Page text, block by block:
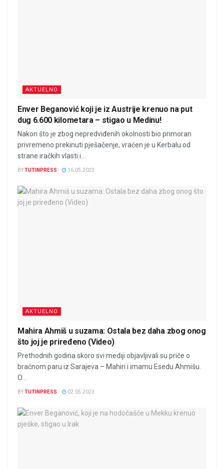
AKTUELNO
Enver Beganović koji je iz Austrije krenuo na put
dug 6.600 kilometara – stigao u Medinu!
Nakon što je zbog nepredviđenih okolnosti bio primoran
privremeno prekinuti pješačenje, vraćen je u Kerbalu od
strane iračkih vlasti i...
BYTUTINPRESS 16.05.2023
AKTUELNO
Mahira Ahmiš u suzama: Ostala bez daha zbog onog
što joj je priređeno (Video)
Prethodnih godina skoro svi mediji objavljivali su priče o
bračnom paru iz Sarajeva – Mahiri i imamu Esedu Ahmišu.
O...
BYTUTINPRESS 02.05.2023